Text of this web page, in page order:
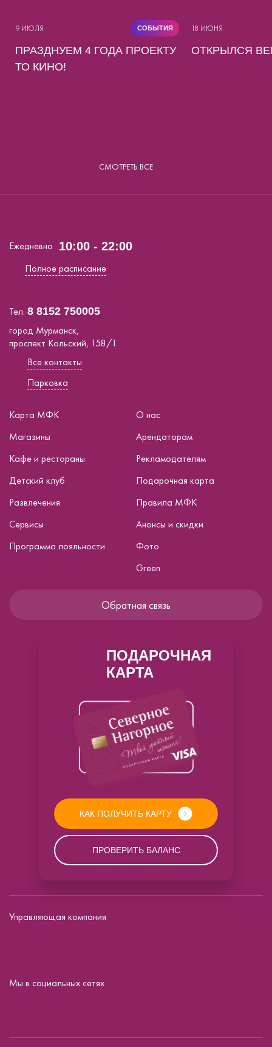
9 ИЮЛЯ СОБЫТИЯ
ПРАЗДНУЕМ 4 ГОДА ПРОЕКТУ
ТО КИНО!
18 ИЮНЯ
ОТКРЫЛСЯ
СМОТРЕТЬ ВСЕ
Ежедневно 10:00 - 22:00
Полное расписание
Тел. 8 8152 750005
город Мурманск,
проспект Кольский, 158/1
Все контакты
Парковка
Карта МФК
Магазины
Кафе и рестораны
Детский клуб
Развлечения
Сервисы
Программа лояльности
О нас
Арендаторам
Рекламодателям
Подарочная карта
Правила МФК
Анонсы и скидки
Фото
Green
Обратная связь
ПОДАРОЧНАЯ
КАРТА
КАК ПОЛУЧИТЬ КАРТУ
ПРОВЕРИТЬ БАЛАНС
Управляющая компания
Мы в социальных сетях